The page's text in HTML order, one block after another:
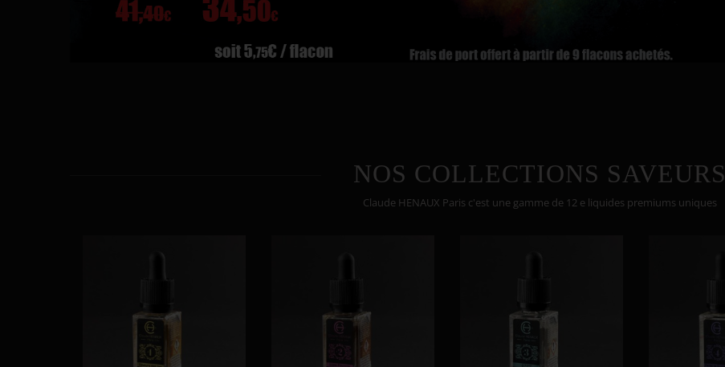
NOS COLLECTIONS SAVEURS
Claude HENAUX Paris c'est une gamme de 12 e liquides premiums uniques